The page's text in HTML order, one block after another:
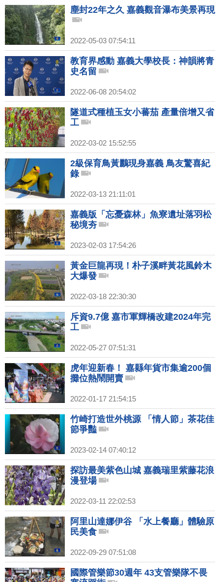
塵封22年之久 嘉義觀音瀑布美景再現
2022-05-03 07:54:11
教育界感動 嘉義大學校長：神韻將青
史名留
2022-06-08 20:54:02
隧道式種植玉女小蕃茄 產量倍增又省
工
2022-03-02 15:52:55
2級保育鳥黃鸝現身嘉義 鳥友驚喜紀
錄
2022-03-13 21:11:01
嘉義版「忘憂森林」魚寮遺址落羽松
秘境夯
2023-02-03 17:54:26
黃金巨龍再現！朴子溪畔黃花風鈴木
大爆發
2022-03-18 22:30:30
斥資9.7億 嘉市軍輝橋改建2024年完
工
2022-05-27 07:51:31
虎年迎新春！ 嘉縣年貨市集逾200個
攤位熱鬧開賣
2022-01-17 21:54:15
竹崎打造世外桃源 「情人節」茶花佳
節爭豔
2023-02-14 07:40:12
探訪最美紫色山城 嘉義瑞里紫藤花浪
漫登場
2022-03-11 22:02:53
阿里山達娜伊谷 「水上餐廳」體驗原
民美食
2022-09-29 07:51:08
國際管樂節30週年 43支管樂隊不畏